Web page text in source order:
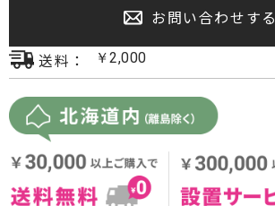
お問い合わせする
送料：
￥2,000